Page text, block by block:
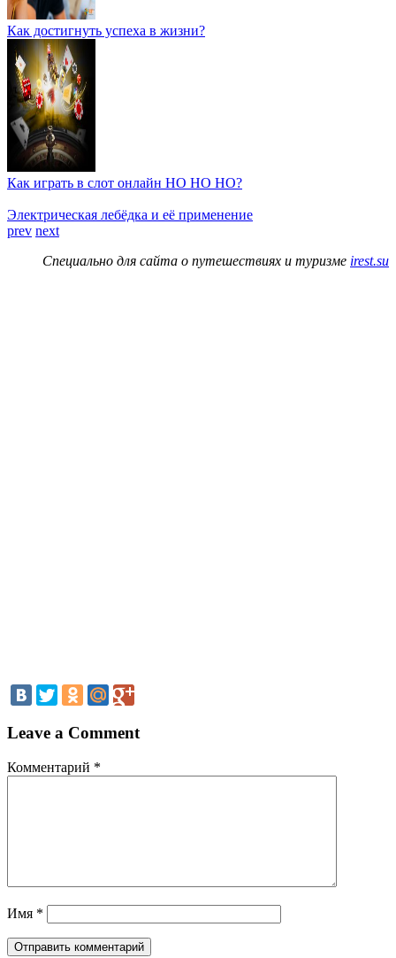
Как достигнуть успеха в жизни?
Как играть в слот онлайн НО НО НО?
Электрическая лебёдка и её применение
prev next
Специально для сайта о путешествиях и туризме irest.su
Leave a Comment
Комментарий *
Имя *